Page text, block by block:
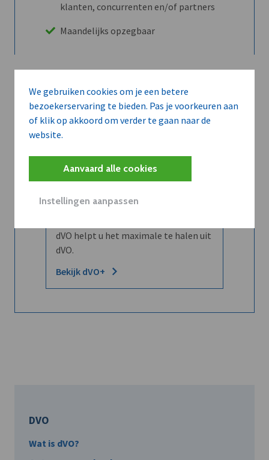
We gebruiken cookies om je een betere
bezoekerservaring te bieden. Pas je voorkeuren aan
of klik op akkoord om verder te gaan naar de
website.
Aanvaard alle cookies
Instellingen aanpassen
klanten, concurrenten en/of partners
Maandelijks opzegbaar
Abboneer
kent?
dVO helpt u het maximale te halen uit
dVO.
Bekijk dVO+
DVO
Wat is dVO?